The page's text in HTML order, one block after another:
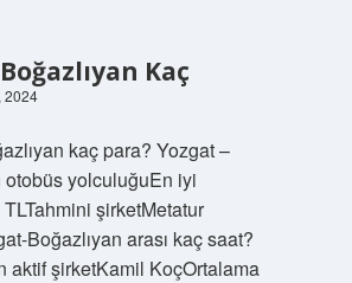
Kaç
2024
kaç para? Yozgat –
otobüs yolculuğuEn iyi
şirketMetatur
Boğazlıyan arası kaç saat?
aktif şirketKamil KoçOrtalama